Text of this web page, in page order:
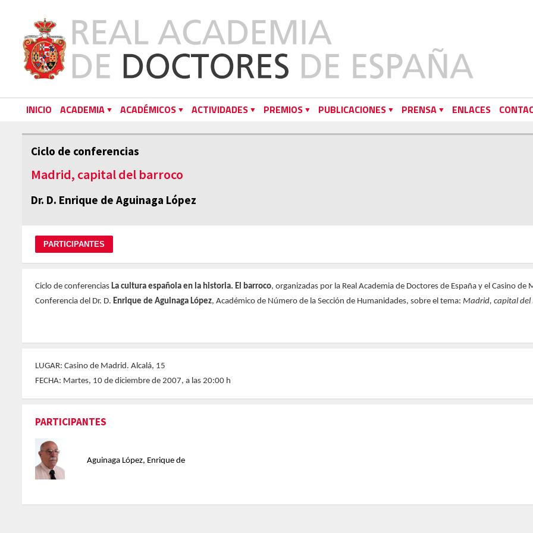
INICIO ACADEMIA ACADÉMICOS ACTIVIDADES PREMIOS PUBLICACIONES PRENSA ENLACES
Ciclo de conferencias
Madrid, capital del barroco
Dr. D. Enrique de Aguinaga López
Ciclo de conferencias La cultura española en la historia. El barroco, organizadas por la Real Academia de Doctores de España y el Casino de
Conferencia del Dr. D. Enrique de Aguinaga López, Académico de Número de la Sección de Humanidades, sobre el tema: Madrid, capital del
LUGAR: Casino de Madrid. Alcalá, 15
FECHA: Martes, 10 de diciembre de 2007, a las 20:00 h
PARTICIPANTES
Aguinaga López, Enrique de